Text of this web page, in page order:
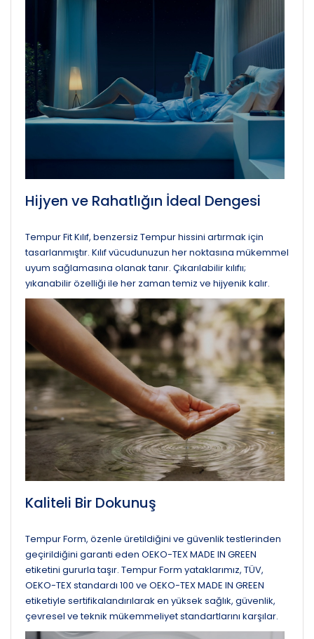
Hijyen ve Rahatlığın İdeal Dengesi
Tempur Fit Kılıf, benzersiz Tempur hissini artırmak için
tasarlanmıştır. Kılıf vücudunuzun her noktasına mükemmel
uyum sağlamasına olanak tanır. Çıkarılabilir kılıfıı;
yıkanabilir özelliği ile her zaman temiz ve hijyenik kalır.
Kaliteli Bir Dokunuş
Tempur Form, özenle üretildiğini ve güvenlik testlerinden
geçirildiğini garanti eden OEKO-TEX MADE IN GREEN
etiketini gururla taşır. Tempur Form yataklarımız, TÜV,
OEKO-TEX standardı 100 ve OEKO-TEX MADE IN GREEN
etiketiyle sertifikalandırılarak en yüksek sağlık, güvenlik,
çevresel ve teknik mükemmeliyet standartlarını karşılar.